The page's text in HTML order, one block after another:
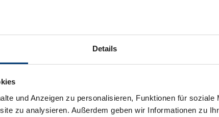
Details
und Anzeigen zu personalisieren, Funktionen für soziale
zu analysieren. Außerdem geben wir Informationen zu
Verfügbarkeitskalender